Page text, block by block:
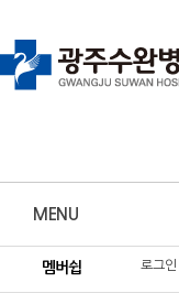
MENU
멤버쉽 로그인